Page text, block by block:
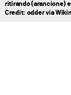
ritirando (arancione)
Credit: odder via